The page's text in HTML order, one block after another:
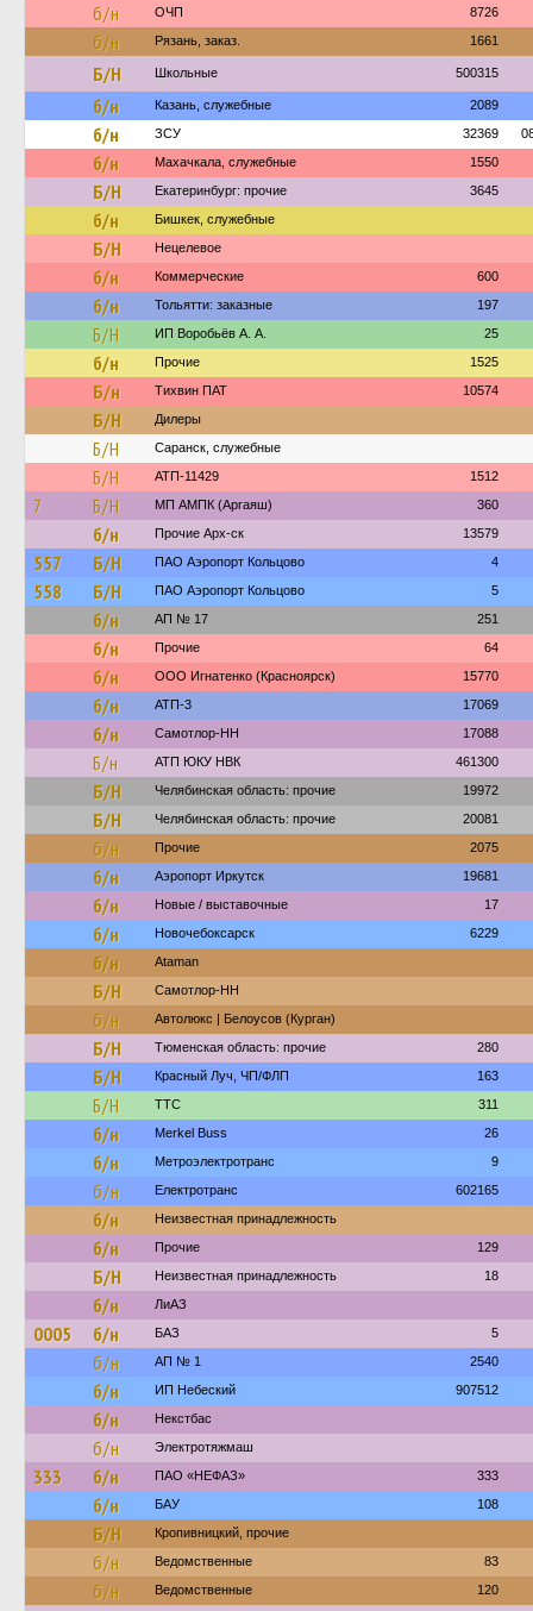
б/н ОЧП 8726
б/н Рязань, заказ. 1661
Б/Н Школьные 500315
б/н Казань, служебные 2089
б/н ЗСУ 32369
б/н Махачкала, служебные 1550
Б/Н Екатеринбург: прочие 3645
б/н Бишкек, служебные
Б/Н Нецелевое
б/н Коммерческие 600
б/н Тольятти: заказные 197
Б/Н ИП Воробьёв А. А. 25
б/н Прочие 1525
Б/н Тихвин ПАТ 10574
Б/Н Дилеры
Б/Н Саранск, служебные
Б/Н АТП-11429 1512
7 Б/Н МП АМПК (Аргаяш) 360
б/н Прочие Арх-ск 13579
557 Б/Н ПАО Аэропорт Кольцово 4
558 Б/Н ПАО Аэропорт Кольцово 5
б/н АП № 17 251
б/н Прочие 64
б/н ООО Игнатенко (Красноярск) 15770
б/н АТП-3 17069
б/н Самотлор-НН 17088
Б/н АТП ЮКУ НВК 461300
Б/Н Челябинская область: прочие 19972
Б/Н Челябинская область: прочие 20081
б/н Прочие 2075
б/н Аэропорт Иркутск 19681
б/н Новые / выставочные 17
б/н Новочебоксарск 6229
б/н Ataman
Б/Н Самотлор-НН
б/н Автолюкс | Белоусов (Курган)
Б/Н Тюменская область: прочие 280
Б/Н Красный Луч, ЧП/ФЛП 163
Б/Н ТТС 311
б/н Merkel Buss 26
б/н Метроэлектротранс 9
б/н Електротранс 602165
б/н Неизвестная принадлежность
б/н Прочие 129
Б/Н Неизвестная принадлежность 18
б/н ЛиАЗ
0005 б/н БАЗ 5
б/н АП № 1 2540
б/н ИП Небеский 907512
б/н Некстбас
б/н Электротяжмаш
333 б/н ПАО «НЕФАЗ» 333
б/н БАУ 108
Б/Н Кропивницкий, прочие
б/н Ведомственные 83
б/н Ведомственные 120